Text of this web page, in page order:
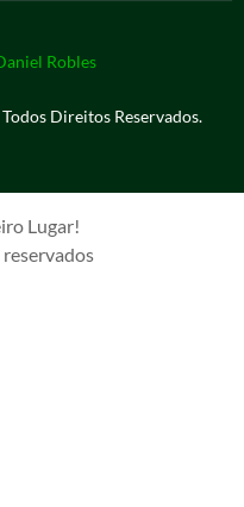
Robles
Direitos Reservados.
Lugar!